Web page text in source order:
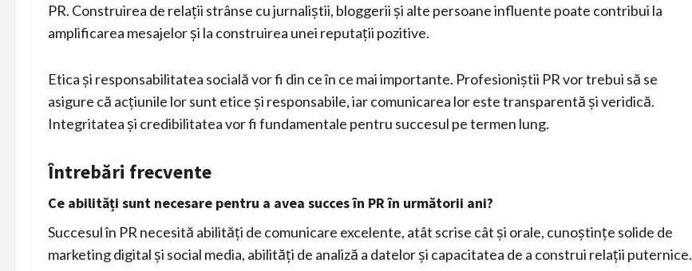
PR. Construirea de relații strânse cu jurnaliștii, bloggerii și alte persoane influente poate contribui la
amplificarea mesajelor și la construirea unei reputații pozitive.
Etica și responsabilitatea socială vor fi din ce în ce mai importante. Profesioniștii PR vor trebui să se
asigure că acțiunile lor sunt etice și responsabile, iar comunicarea lor este transparentă și veridică.
Integritatea și credibilitatea vor fi fundamentale pentru succesul pe termen lung.
Întrebări frecvente
Ce abilități sunt necesare pentru a avea succes în PR în următorii ani?
Succesul în PR necesită abilități de comunicare excelente, atât scrise cât și orale, cunoștințe solide de
marketing digital și social media, abilități de analiză a datelor și capacitatea de a construi relații puternice.